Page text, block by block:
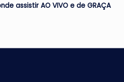
assistir AO VIVO e de GRAÇA